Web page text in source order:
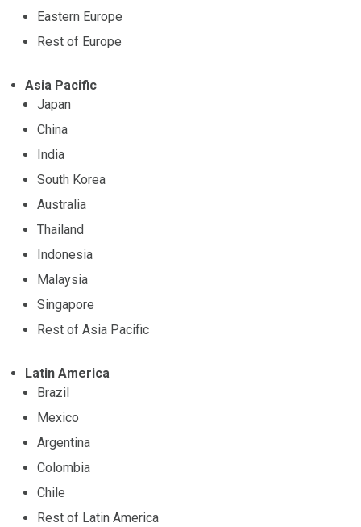
Eastern Europe
Rest of Europe
Asia Pacific
Japan
China
India
South Korea
Australia
Thailand
Indonesia
Malaysia
Singapore
Rest of Asia Pacific
Latin America
Brazil
Mexico
Argentina
Colombia
Chile
Rest of Latin America